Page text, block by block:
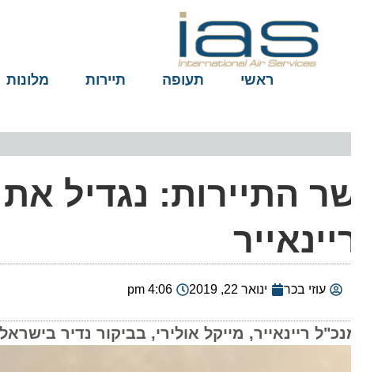
ראשי תעופה תיירות מלונות
התיירות: נגדיל את
עוזי בכר ינואר 22, 2019 4:06 pm
ריינאייר, מייקל אולירי, בביקור נדיר